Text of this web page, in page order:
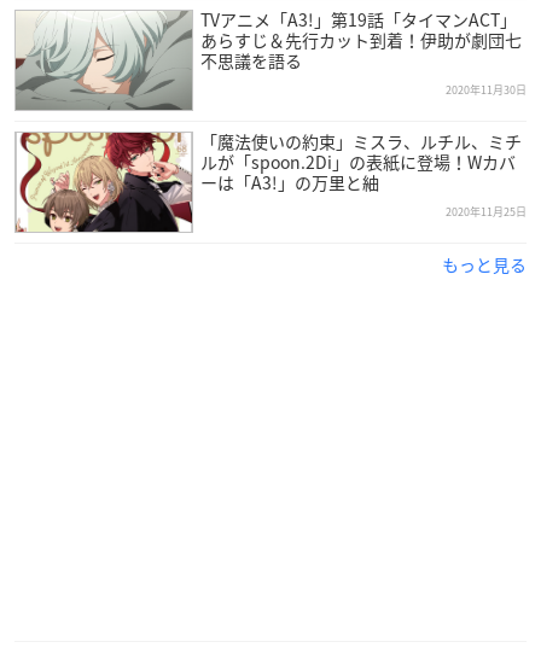
TVアニメ「A3!」第19話「タイマンACT」
あらすじ＆先行カット到着！伊助が劇団七
不思議を語る
2020年11月30日
「魔法使いの約束」ミスラ、ルチル、ミチ
ルが「spoon.2Di」の表紙に登場！Wカバ
ーは「A3!」の万里と紬
2020年11月25日
もっと見る